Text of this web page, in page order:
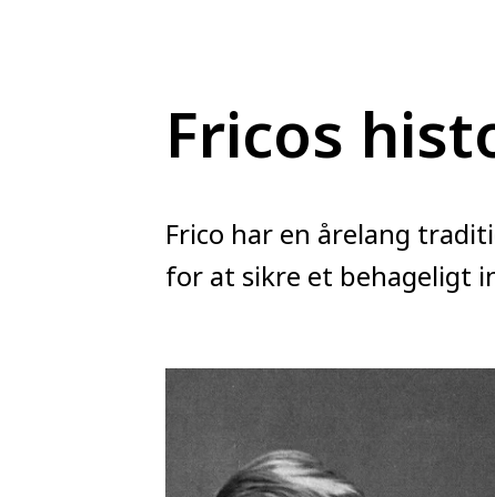
Fricos
Frico har en årelang
for at sikre et behageligt